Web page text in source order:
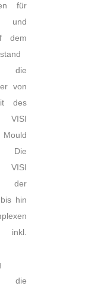
für
und
dem
die
von
des
VISI
Die
VISI
der
hin
inkl.
die